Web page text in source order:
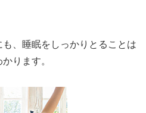
、睡眠をしっかりとることは
ります。